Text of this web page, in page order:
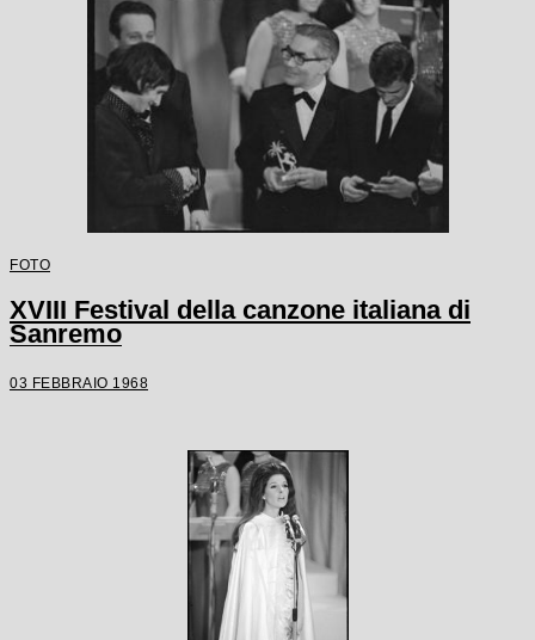
FOTO
XVIII Festival della canzone italiana di
Sanremo
03 FEBBRAIO 1968